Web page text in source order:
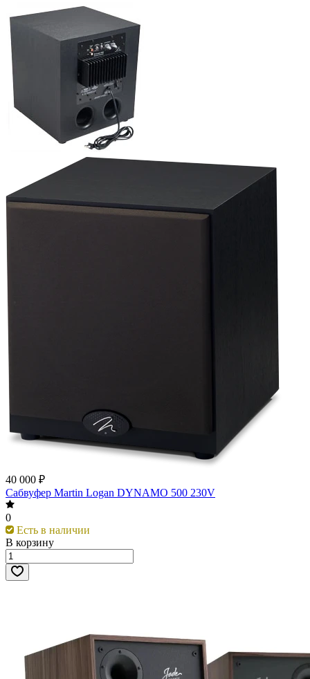
40 000 ₽
Сабвуфер Martin Logan DYNAMO 500 230V
0
Есть в наличии
В корзину